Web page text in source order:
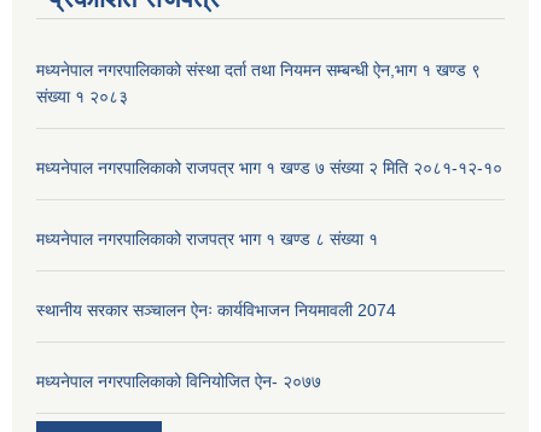
मध्यनेपाल नगरपालिकाको संस्था दर्ता तथा नियमन सम्बन्धी ऐन,भाग १ खण्ड ९
संख्या १ २०८३
मध्यनेपाल नगरपालिकाको राजपत्र भाग १ खण्ड ७ संख्या २ मिति २०८१-१२-१०
मध्यनेपाल नगरपालिकाको राजपत्र भाग १ खण्ड ८ संख्या १
स्थानीय सरकार सञ्चालन ऐनः कार्यविभाजन नियमावली 2074
मध्यनेपाल नगरपालिकाको विनियोजित ऐन- २०७७